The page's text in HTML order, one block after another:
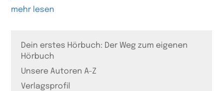
mehr lesen
Dein erstes Hörbuch: Der Weg zum eigenen
Hörbuch
Unsere Autoren A-Z
Verlagsprofil